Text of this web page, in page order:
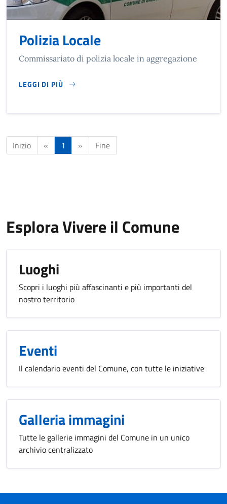
Polizia Locale
Commissariato di polizia locale in aggregazione
LEGGI DI PIÙ
SU POLIZIA LOCALE
Inizio « 1 » Fine
Esplora Vivere il Comune
Luoghi
Scopri i luoghi più affascinanti e più importanti del
nostro territorio
Eventi
Il calendario eventi del Comune, con tutte le iniziative
Galleria immagini
Tutte le gallerie immagini del Comune in un unico
archivio centralizzato